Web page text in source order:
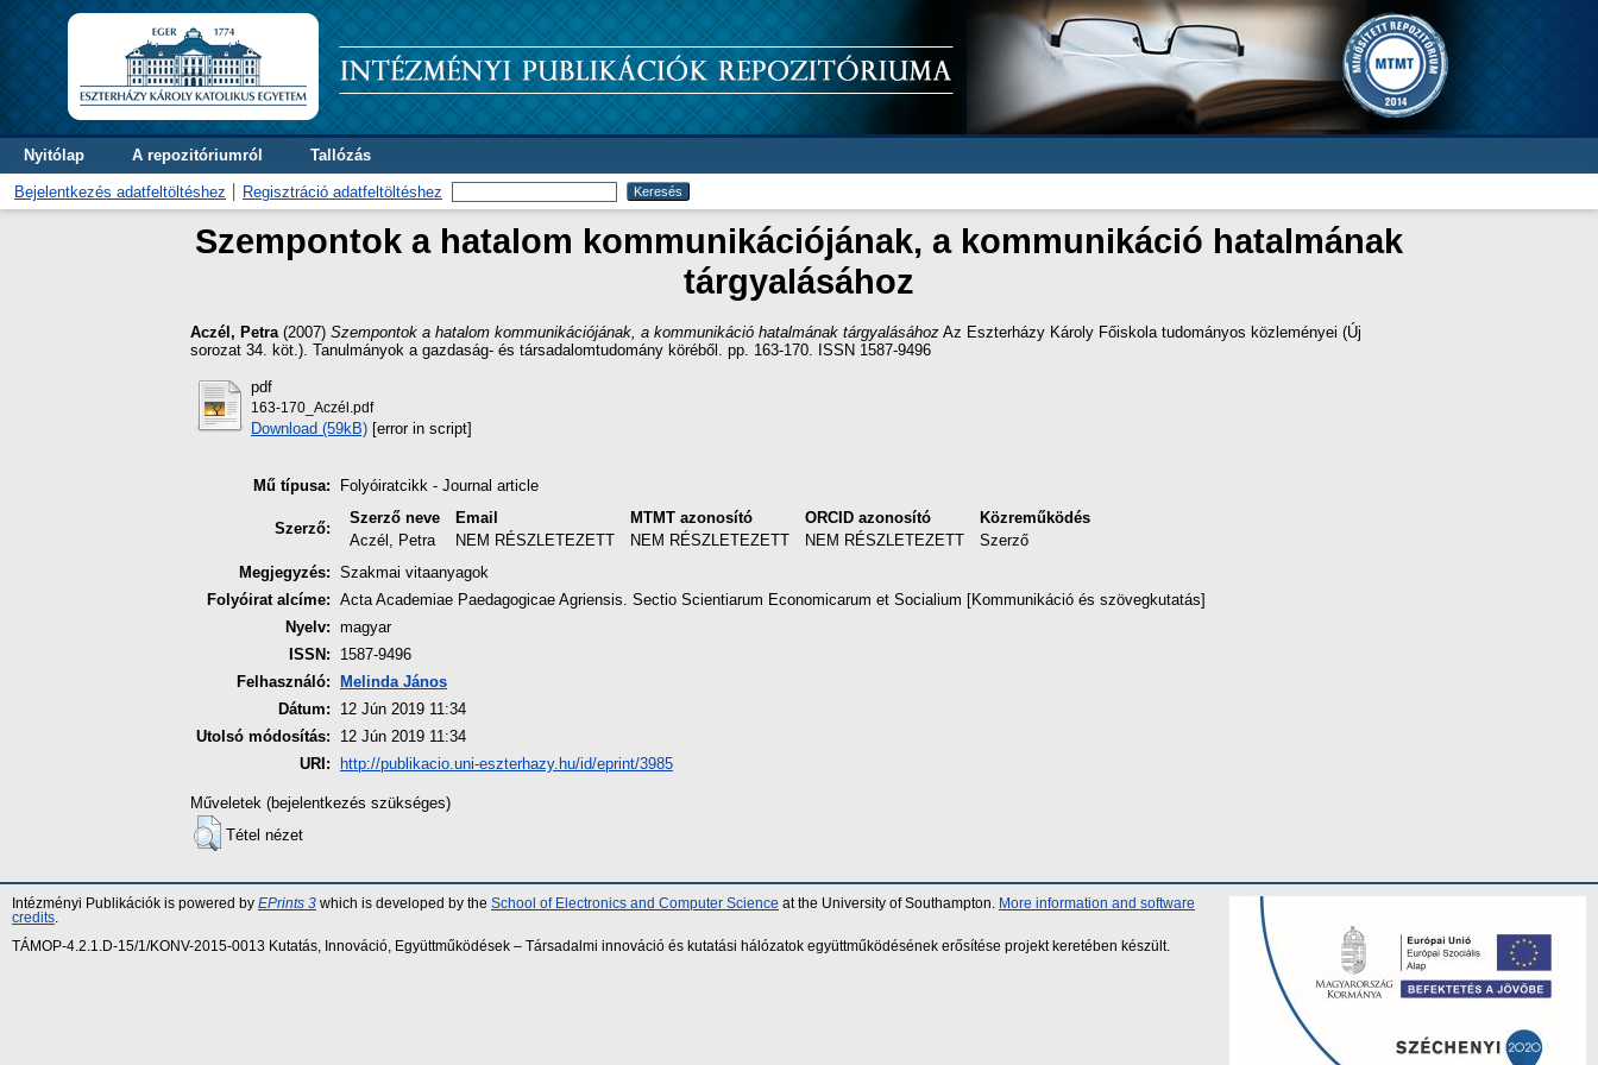
Nyitólap A repozitóriumról Tallózás
Bejelentkezés adatfeltöltéshez Regisztráció adatfeltöltéshez
Szempontok a hatalom kommunikációjának, a kommunikáció hatalmának
tárgyalásához
Aczél, Petra (2007) Szempontok a hatalom kommunikációjának, a kommunikáció hatalmának tárgyalásához Az Eszterházy Károly Főiskola tudományos közleményei (Új
sorozat 34. köt.). Tanulmányok a gazdaság- és társadalomtudomány köréből. pp. 163-170. ISSN 1587-9496
pdf
163-170_Aczél.pdf
Download (59kB) [error in script]
Mű típusa: Folyóiratcikk - Journal article
Szerző:
Szerző neve Email MTMT azonosító ORCID azonosító
Közreműködés
Aczél, Petra
NEM RÉSZLETEZETT NEM RÉSZLETEZETT NEM RÉSZLETEZETT
Szerző
Megjegyzés: Szakmai vitaanyagok
Folyóirat alcíme: Acta Academiae Paedagogicae Agriensis. Sectio Scientiarum Economicarum et Socialium [Kommunikáció és szövegkutatás]
Nyelv: magyar
ISSN:
1587-9496
Felhasználó:
Melinda János
Dátum:
12 Jún 2019 11:34
Utolsó módosítás:
12 Jún 2019 11:34
URI:
http://publikacio.uni-eszterhazy.hu/id/eprint/3985
Műveletek (bejelentkezés szükséges)
Tétel nézet
Intézményi Publikációk is powered by EPrints 3 which is developed by the School of Electronics and Computer Science at the University of Southampton.
More information and software
credits
TÁMOP-4.2.1.D-15/1/KONV-2015-0013 Kutatás, Innováció, Együttműködések – Társadalmi innováció és kutatási hálózatok együttműködésének erősítése projekt keretében készült.